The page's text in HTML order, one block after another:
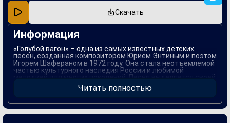
Ремиксы Скачать
Информация
«Голубой вагон» – одна из самых известных детских
песен, созданная композитором Юрием Энтиным и поэтом
Игорем Шафераном в 1972 году. Она стала неотъемлемой
частью культурного наследия России и любимой
мелодией для многих поколений. Песня выделяется своей
простотой и наивностью, что делает ее особенно
привлекательной для детской аудитории.
Создание композиции было вдохновлено детскими
мечтами о путешествиях и приключениях. Слова
Читать полностью